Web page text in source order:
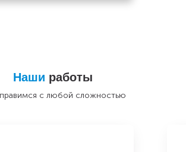
Наши работы
с любой сложностью